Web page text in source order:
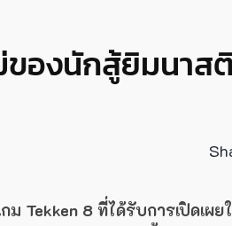
องนักสู้ยิมนาส
ม Tekken 8 ที่ได้รับการเปิดเผ